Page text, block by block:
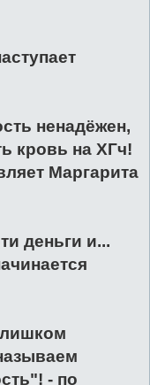
ненадёжен,
кровь на ХГч!
Маргарита
деньги и...
- по